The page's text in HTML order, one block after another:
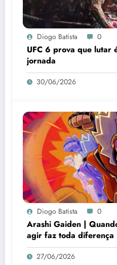
Diogo Batista 0
UFC 6 prova que lutar
jornada
30/06/2026
Diogo Batista 0
Arashi Gaiden |
agir faz toda diferença
27/06/2026